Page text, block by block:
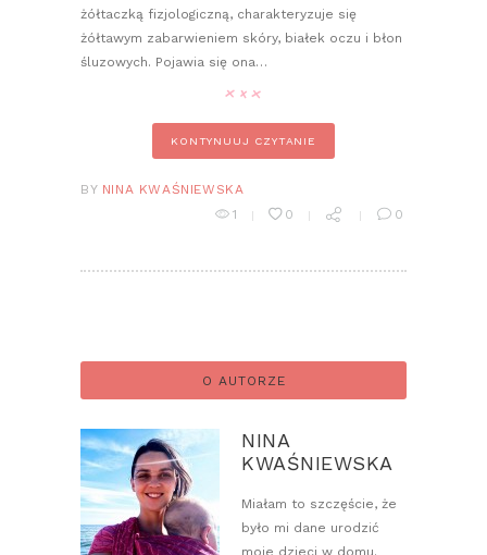
żółtaczką fizjologiczną, charakteryzuje się
żółtawym zabarwieniem skóry, białek oczu i błon
śluzowych. Pojawia się ona…
KONTYNUUJ CZYTANIE
BY NINA KWAŚNIEWSKA
1
0 0
O AUTORZE
NINA
KWAŚNIEWSKA
Miałam to szczęście, że
było mi dane urodzić
moje dzieci w domu.